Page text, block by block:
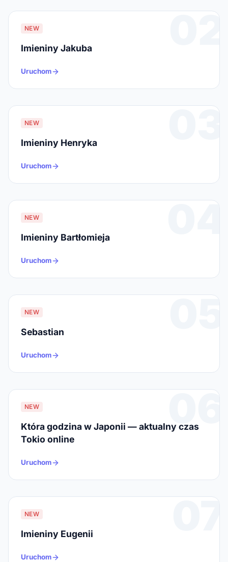
02
NEW
Imieniny Jakuba
Uruchom
03
NEW
Imieniny Henryka
Uruchom
04
NEW
Imieniny Bartłomieja
Uruchom
05
NEW
Sebastian
Uruchom
06
NEW
Która godzina w Japonii — aktualny czas
Tokio online
Uruchom
07
NEW
Imieniny Eugenii
Uruchom